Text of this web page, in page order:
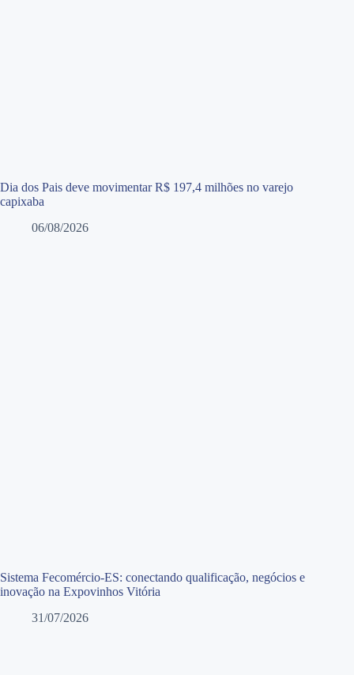
Dia dos Pais deve movimentar R$ 197,4 milhões no varejo
capixaba
06/08/2026
Sistema Fecomércio-ES: conectando qualificação, negócios e
inovação na Expovinhos Vitória
31/07/2026